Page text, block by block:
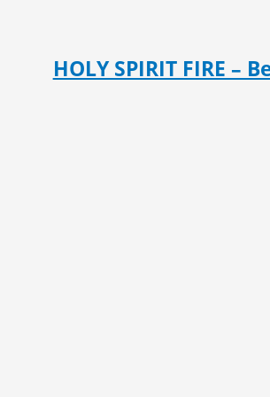
HOLY SPIRIT FIRE –